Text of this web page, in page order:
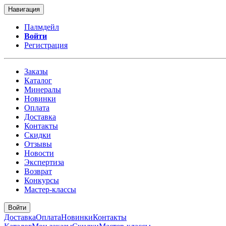
Навигация
Палмдейл
Войти
Регистрация
Заказы
Каталог
Минералы
Новинки
Оплата
Доставка
Контакты
Скидки
Отзывы
Новости
Экспертиза
Возврат
Конкурсы
Мастер-классы
Войти
ДоставкаОплатаНовинкиКонтакты